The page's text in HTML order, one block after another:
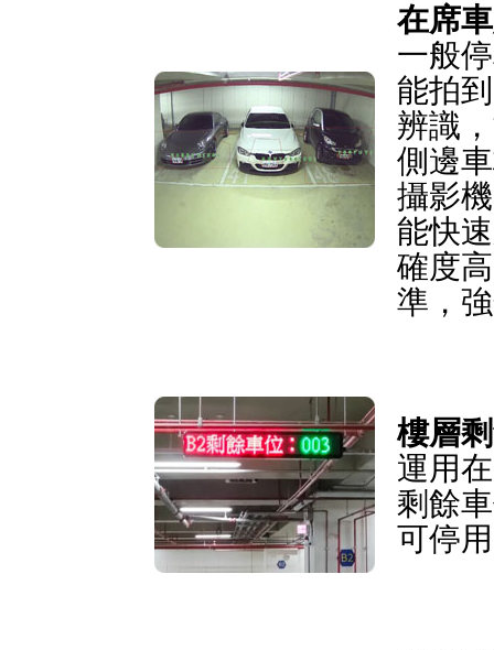
在席
一般
能拍
辨識
側邊
攝影
能快
確度
準，
樓層
運用
剩餘
可停